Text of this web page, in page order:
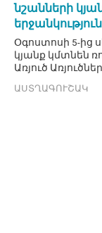
նշանների
Օգոստոսի 5-ից
կյանք կմտնեն
Առյուծ
ԱՍՏՂԱԳՈՒՇԱԿ